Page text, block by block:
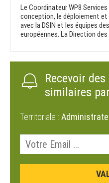
Le Coordinateur WP8
conception, le déploiement et
avec la DSIN et les équipes
européennes. La Direction
Recevoir
similaires
Territoriale :